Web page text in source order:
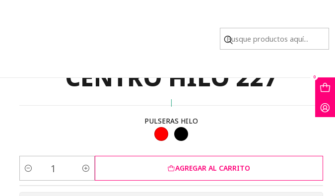
0
PULSERA DORADA ACERO
CENTRO HILO 227
|
PULSERAS HILO
Cantidad
AGREGAR AL CARRITO